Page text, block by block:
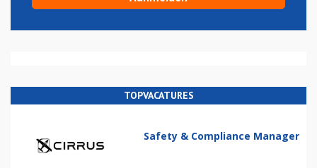
TOPVACATURES
Safety & Compliance Manager